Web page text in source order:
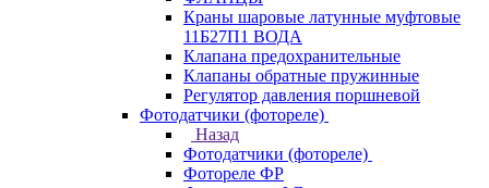
Краны шаровые латунные муфтовые
11Б27П1 ВОДА
Клапана предохранительные
Клапаны обратные пружинные
Регулятор давления поршневой
Фотодатчики (фотореле)
Назад
Фотодатчики (фотореле)
Фотореле ФР